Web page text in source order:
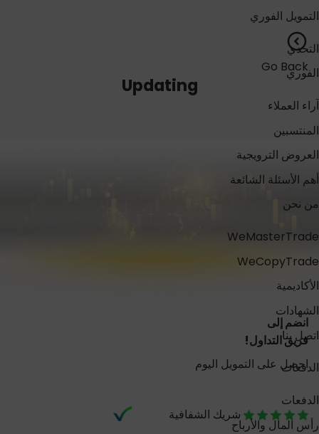
التمويل الفوري
التحدي
الفوري
آراء العملاء
المنتسبين
العروض الترويجية
أهم الأسئلة الشائعة
من نحن
WeMasterTrade
WeCopyTrade
الأكاديمية
الشهادات
اتصل بنا
الدفعات
الدفعات
رأس المال والأرباح
Go Back
Updating
انضم إلى
فريق التداول!
احصل على التمويل اليوم
شريك الشفافية